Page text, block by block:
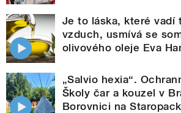
Je to láska, které vadí
vzduch, usmívá se
olivového oleje Eva
„Salvio hexia“.
Školy čar a kouzel v
Borovnici na